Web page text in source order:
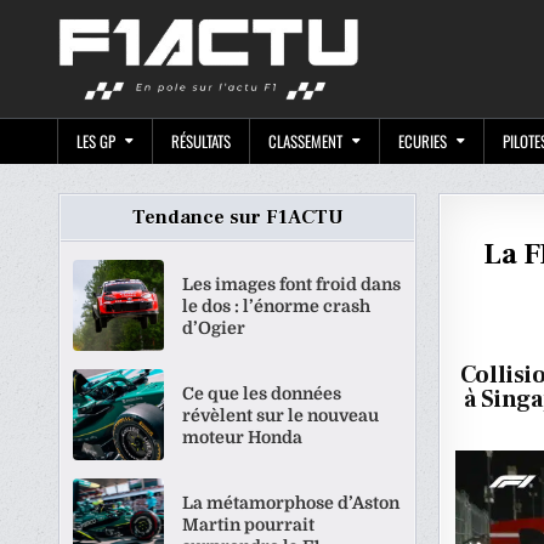
LES GP RÉSULTATS CLASSEMENT ECURIES
La
à
Tendance sur F1ACTU
Les images font froid dans
le dos : l’énorme crash
d’Ogier
Ce que les données
révèlent sur le nouveau
moteur Honda
La métamorphose d’Aston
Martin pourrait